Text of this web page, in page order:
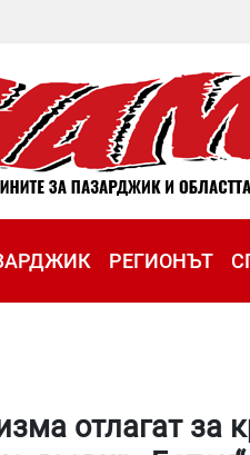
РЕГИОНЪТ
отлагат за